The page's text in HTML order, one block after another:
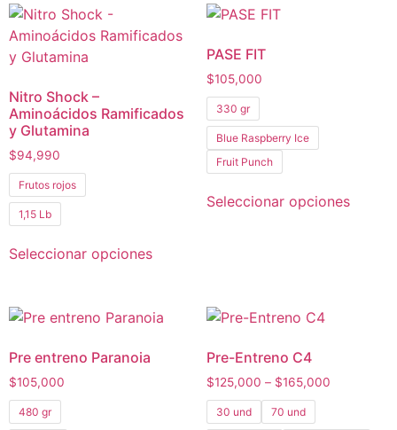
Nitro Shock –
Aminoácidos Ramificados
y Glutamina
$94,990
Frutos rojos
1,15 Lb
Seleccionar opciones
PASE FIT
$105,000
330 gr
Blue Raspberry Ice
Fruit Punch
Seleccionar opciones
Pre entreno Paranoia
$105,000
480 gr
Pre-Entreno C4
$125,000 – $165,000
30 und 70 und